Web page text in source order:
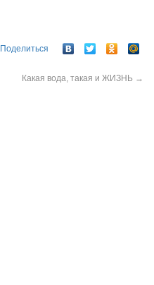
Поделиться
Какая вода, такая и ЖИЗНЬ →